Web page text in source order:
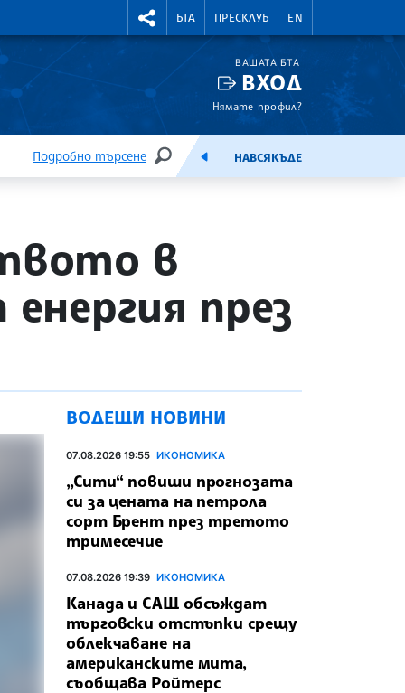
RIGHTMENU.SOCIAL
БТА ПРЕСКЛУБ EN
ВАШАТА БТА
ВХОД
Нямате профил?
Подробно търсене ТЪРСЕНЕЕМИСИЯНАВСЯКЪДЕ
в
през
ВОДЕЩИ НОВИНИ
07.08.2026 19:55 ИКОНОМИКА
„Сити“ повиши прогнозата
си за цената на петрола
сорт Брент през третото
тримесечие
07.08.2026 19:39 ИКОНОМИКА
Канада и САЩ обсъждат
търговски отстъпки срещу
облекчаване на
американските мита,
съобщава Ройтерс